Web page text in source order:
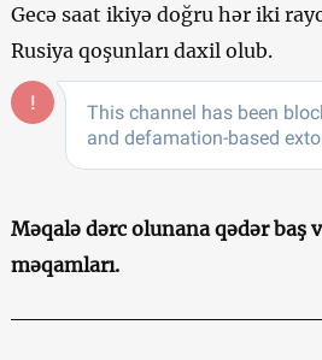
Gecə saat ikiyə doğru hər iki
Rusiya qoşunları daxil olub.
Məqalə dərc olunana qədər baş
məqamları.